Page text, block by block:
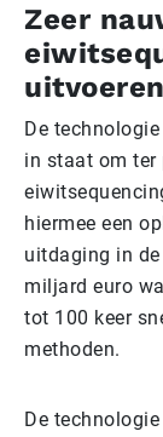
Zeer
uitvoeren
De
in staat om ter
hiermee een
uitdaging in
miljard euro
tot 100 keer
methoden.
De